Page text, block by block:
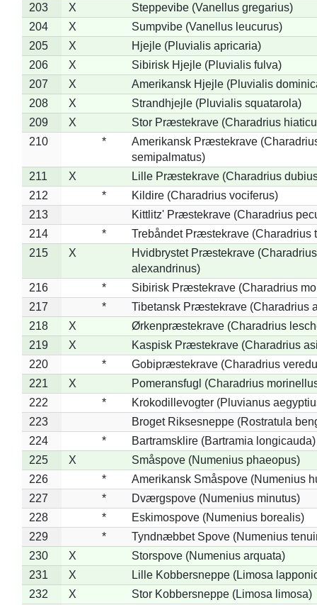
203
X
Steppevibe (Vanellus gregarius)
204
X
Sumpvibe (Vanellus leucurus)
205
X
Hjejle (Pluvialis apricaria)
206
X
Sibirisk Hjejle (Pluvialis fulva)
207
X
Amerikansk Hjejle (Pluvialis
208
X
Strandhjejle (Pluvialis squatarola)
209
X
Stor Præstekrave (Charadrius
210
*
Amerikansk Præstekrave
semipalmatus)
211
X
Lille Præstekrave (Charadrius
212
*
Kildire (Charadrius vociferus)
213
Kittlitz' Præstekrave (Charadrius
214
*
Trebåndet Præstekrave (Charadrius
215
X
Hvidbrystet Præstekrave (Charadrius
alexandrinus)
216
*
Sibirisk Præstekrave (Charadrius
217
*
Tibetansk Præstekrave (Charadrius
218
X
Ørkenpræstekrave (Charadrius
219
X
Kaspisk Præstekrave (Charadrius
220
*
Gobipræstekrave (Charadrius
221
X
Pomeransfugl (Charadrius
222
*
Krokodillevogter (Pluvianus
223
Broget Riksesneppe (Rostratula
224
*
Bartramsklire (Bartramia longicauda)
225
X
Småspove (Numenius phaeopus)
226
*
Amerikansk Småspove (Numenius
227
*
Dværgspove (Numenius minutus)
228
*
Eskimospove (Numenius borealis)
229
*
Tyndnæbbet Spove (Numenius
230
X
Storspove (Numenius arquata)
231
X
Lille Kobbersneppe (Limosa
232
X Stor Kobbersneppe (Limosa limosa)